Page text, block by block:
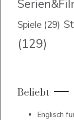
Spiele (29)
(129)
Beliebt
Englisch